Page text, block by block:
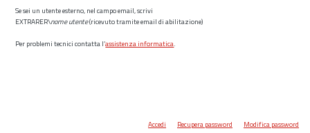
Se sei un utente esterno, nel campo email, scrivi
EXTRARER\nome utente(ricevuto tramite email di abilitazione)
Per problemi tecnici contatta l’assistenza informatica.
Accedi Recupera password Modifica password